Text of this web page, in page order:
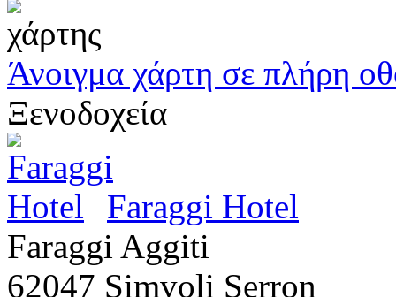
Άνοιγμα χάρτη σε πλήρη
Ξενοδοχεία
Faraggi Hotel
Faraggi Aggiti
62047 Simvoli Serron